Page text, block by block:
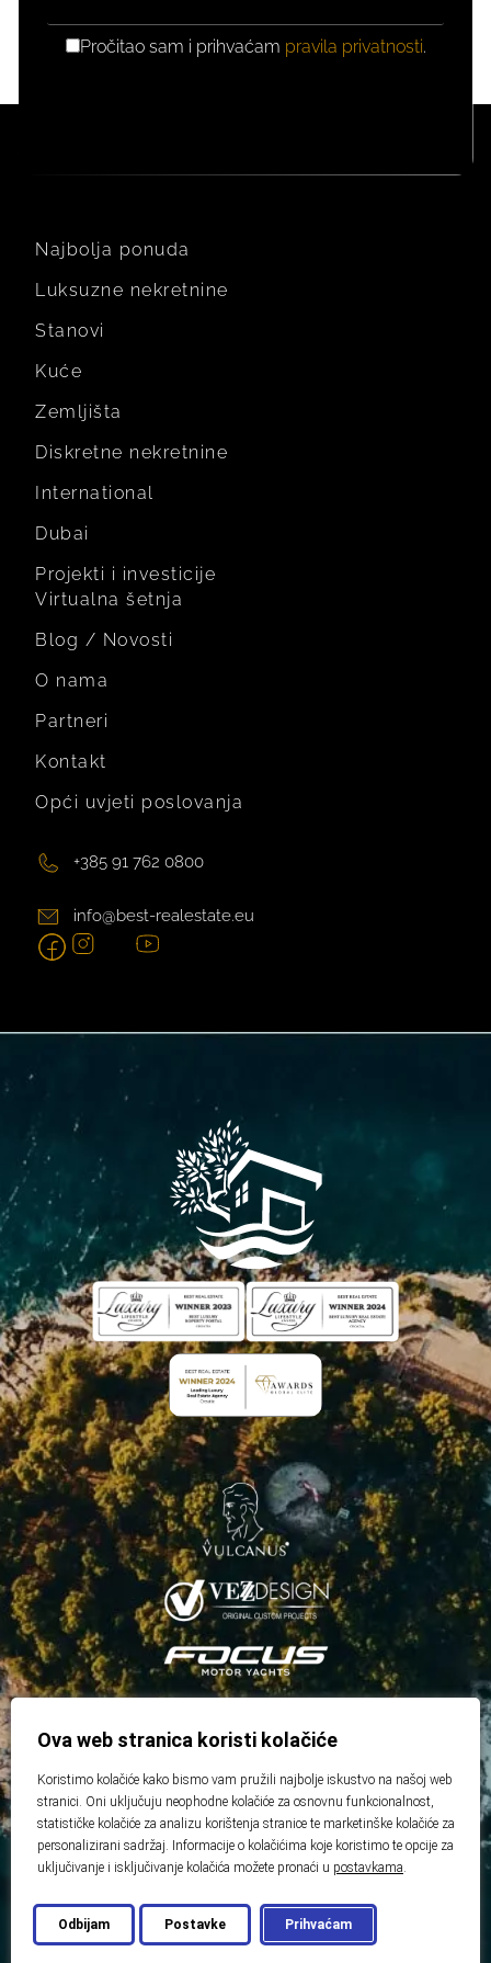
GDPRPročitao sam i prihvaćam pravila privatnosti.
Najbolja ponuda
Luksuzne nekretnine
Stanovi
Kuće
Zemljišta
Diskretne nekretnine
International
Dubai
Projekti i investicije
Virtualna šetnja
Blog / Novosti
O nama
Partneri
Kontakt
Opći uvjeti poslovanja
+385 91 762 0800
info@best-realestate.eu
Ova web stranica koristi kolačiće
Koristimo kolačiće kako bismo vam pružili najbolje iskustvo na našoj web
stranici. Oni uključuju neophodne kolačiće za osnovnu funkcionalnost,
statističke kolačiće za analizu korištenja stranice te marketinške kolačiće za
personalizirani sadržaj. Informacije o kolačićima koje koristimo te opcije za
uključivanje i isključivanje kolačića možete pronaći u postavkama.
Prihvaćam
Odbijam Postavke